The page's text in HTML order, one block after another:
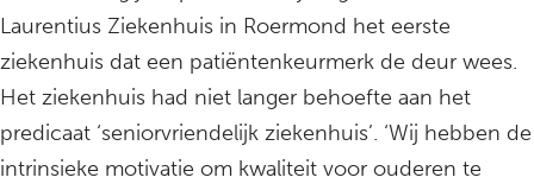
Laurentius Ziekenhuis in Roermond het eerste
ziekenhuis dat een patiëntenkeurmerk de deur wees.
Het ziekenhuis had niet langer behoefte aan het
predicaat ‘seniorvriendelijk ziekenhuis’. ‘Wij hebben de
intrinsieke motivatie om kwaliteit voor ouderen te